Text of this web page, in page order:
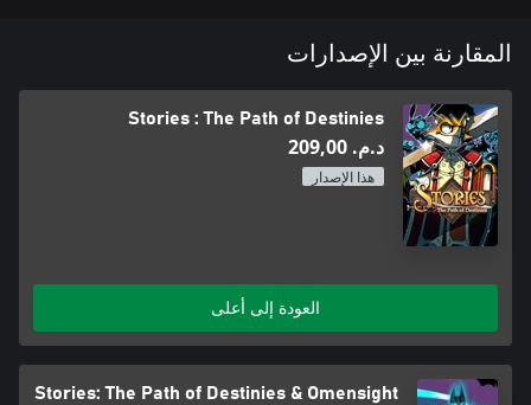
المقارنة بين الإصدارات
Stories : The Path of Destinies
د.م.‏ 209,00
هذا الإصدار
العودة إلى أعلى
Stories: The Path of Destinies & Omensight